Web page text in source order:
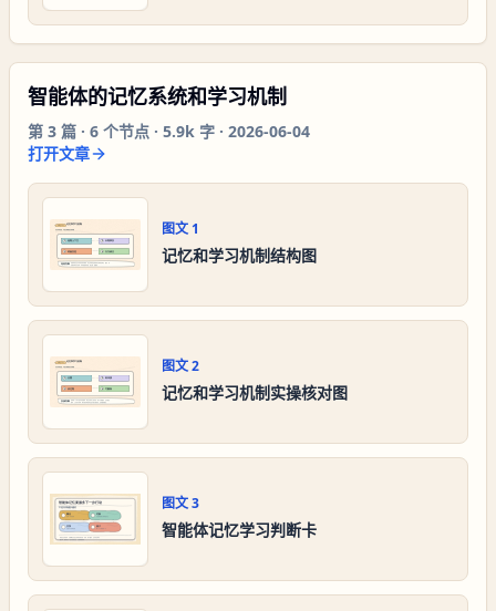
智能体的记忆系统和学习机制
第 3 篇 · 6 个节点 · 5.9k 字 · 2026-06-04
打开文章
图文 1
记忆和学习机制结构图
图文2
记忆和学习机制实操核对图
图文3
智能体记忆学习判断卡